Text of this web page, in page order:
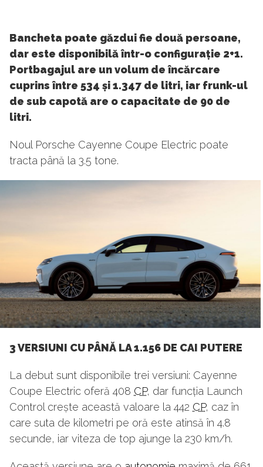
Bancheta poate găzdui fie două persoane,
dar este disponibilă într-o configurație 2+1.
Portbagajul are un volum de încărcare
cuprins între 534 și 1.347 de litri, iar frunk-ul
de sub capotă are o capacitate de 90 de
litri.
Noul Porsche Cayenne Coupe Electric poate
tracta până la 3.5 tone.
3 VERSIUNI CU PÂNĂ LA 1.156 DE CAI PUTERE
La debut sunt disponibile trei versiuni: Cayenne
Coupe Electric oferă 408 CP, dar funcția Launch
Control crește această valoare la 442 CP, caz în
care suta de kilometri pe oră este atinsă în 4.8
secunde, iar viteza de top ajunge la 230 km/h.